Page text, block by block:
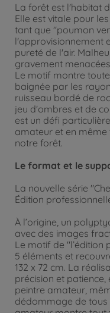
La forêt est l'habitat
Elle est vitale pour
tant que "poumon
l'approvisionnement
pureté de l'air.
gravement
Le motif montre
baignée par les
ruisseau bordé de
jeu d'ombres et de
est un défi
amateur et en
notre forêt.
Le format et le
La nouvelle série
Édition
À l’origine, un
avec des images
Le motif de "l’édition
5 éléments et
132 x 72 cm. La
précision et
peintre amateur,
dédommage de tous